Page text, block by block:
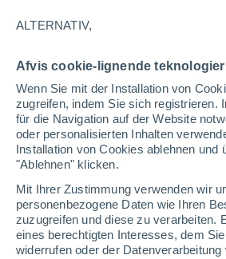
ALTERNATIV,
Afvis cookie-lignende teknologier
Wenn Sie mit der Installation von
zugreifen, indem Sie sich registrieren.
für die Navigation auf der Website
oder personalisierten Inhalten
Installation von Cookies ablehnen und
"Ablehnen" klicken.
Mit Ihrer Zustimmung verwenden wir
personenbezogene Daten wie Ihren
zuzugreifen und diese zu verarbeiten.
eines berechtigten Interesses, dem
widerrufen oder der